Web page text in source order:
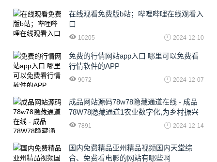
在线观看免费版b站；哔哩哔哩在线观看入
口
10205 2024-12-10
免费的行情网站app入口 哪里可以免费看
行情软件的APP
9072 2024-12-07
成品网站源码78w78隐藏通道在线 - 成品
78W78隐藏通道1农业数字化,为乡村振兴
注入新动力
7891 2024-12-14
国内免费精品亚州精品视频国内天堂综
合、免费看电影的网站有哪些啊